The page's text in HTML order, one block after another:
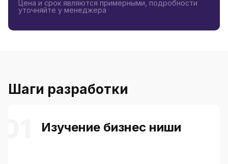
Цена и срок являются примерными, подробности
уточняйте у менеджера
Шаги разработки
Изучение бизнес ниши